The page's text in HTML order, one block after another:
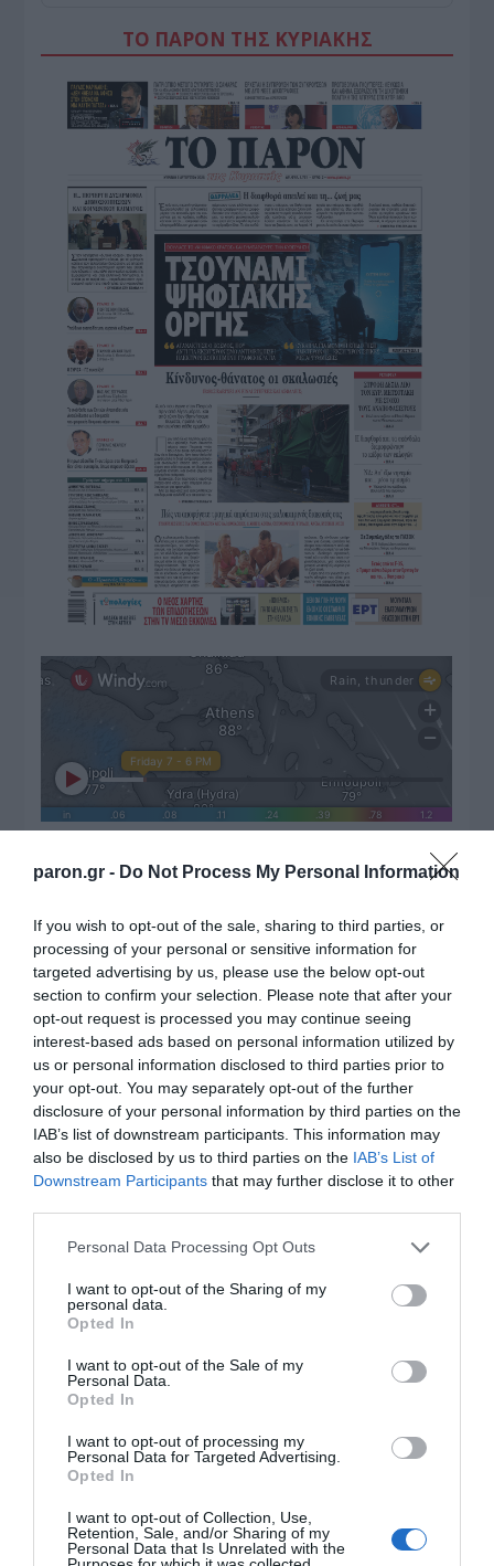
paron.gr - Do Not Process My Personal Information
If you wish to opt-out of the sale, sharing to third parties, or
processing of your personal or sensitive information for
targeted advertising by us, please use the below opt-out
section to confirm your selection. Please note that after your
opt-out request is processed you may continue seeing
interest-based ads based on personal information utilized by
us or personal information disclosed to third parties prior to
your opt-out. You may separately opt-out of the further
disclosure of your personal information by third parties on the
IAB’s list of downstream participants. This information may
also be disclosed by us to third parties on the IAB’s List of
Downstream Participants that may further disclose it to other
Please note that this website/app uses one or more Google
not limited to your visit or usage behaviour. You may click to
grant or deny consent to Google and its third-party tags to
use your data for below specified purposes in below Google
consent section.
Personal Data Processing Opt Outs
I want to opt-out of the Sharing of my
personal data.
Opted In
I want to opt-out of the Sale of my
Personal Data.
Opted In
I want to opt-out of processing my
Personal Data for Targeted Advertising.
Opted In
I want to opt-out of Collection, Use,
Retention, Sale, and/or Sharing of my
Personal Data that Is Unrelated with the
ΤΟ ΠΑΡΟΝ ΤΗΣ ΚΥΡΙΑΚΗΣ
ΔΙΑΒΑΣΤΕ ΚΑΙ ΤΑ ΠΑΡΑΚΑΤΩ
Ο καιρός των επομένων ημερών: Κανονικός
Αύγουστος με δυνατούς βοριάδες και σταδιακή
άνοδο της θερμοκρασίας
LIVE: Η Θεία Λειτουργία της Μεταμορφώσεως του
Σωτήρος
Ορθόδοξοι υπάρχουν και στα Βαλκάνια, κύριοι του
ΥΠΕΞ!
Ξύπνησαν, αλλά για τους λάθος λόγους…
Μεταμόρφωση του Σωτήρος: Τα έθιμα, ο
συμβολισμός και η αλλαγή του καιρού
Τουρισμός για Όλους 2026-2027: Αιτήσεις,
δικαιούχοι & ποσά